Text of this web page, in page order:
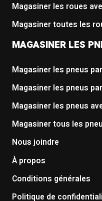
Magasiner les roues
Magasiner toutes les
MAGASINER LES
Magasiner les pneus
Magasiner les pneus
Magasiner les pneus
Magasiner tous les
Nous joindre
À propos
Conditions générales
Politique de